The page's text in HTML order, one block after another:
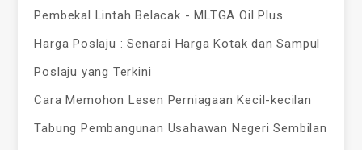
Pembekal Lintah Belacak - MLTGA Oil Plus
Harga Poslaju : Senarai Harga Kotak dan Sampul
Poslaju yang Terkini
Cara Memohon Lesen Perniagaan Kecil-kecilan
Tabung Pembangunan Usahawan Negeri Sembilan